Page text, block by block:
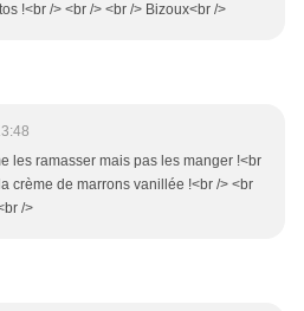
!<br /> <br /> <br /> Bizoux<br />
les ramasser mais pas les manger !<br
crème de marrons vanillée !<br /> <br
/>